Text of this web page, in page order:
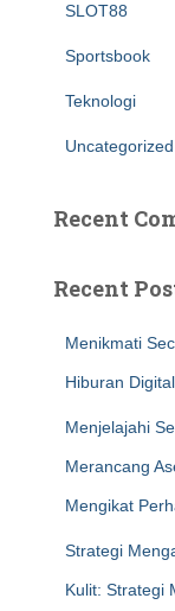
SLOT88
Sportsbook
Teknologi
Uncategorized
Recent
Recent
Menikmati
Hiburan
Menjelajahi
Merancang
Mengikat
Strategi
Kulit: Strategi